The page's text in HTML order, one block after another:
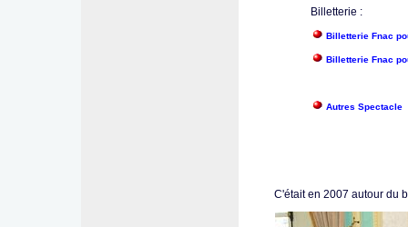
Billetterie :
Billetterie Fnac
Billetterie Fnac
Autres Spectacle
C'était en 2007 autour du